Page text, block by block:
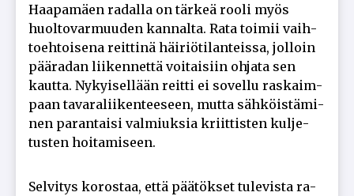
Haa­pa­mä­en ra­dal­la on tär­keä roo­li myös
huol­to­var­muu­den kan­nal­ta. Rata toi­mii vaih­
to­eh­toi­se­na reit­ti­nä häi­ri­ö­ti­lan­teis­sa, jol­loin
pää­ra­dan lii­ken­net­tä voi­tai­siin oh­ja­ta sen
kaut­ta. Ny­kyi­sel­lään reit­ti ei so­vel­lu ras­kaim­
paan ta­va­ra­lii­ken­tee­seen, mut­ta säh­köis­tä­mi­
nen pa­ran­tai­si val­miuk­sia kriit­tis­ten kul­je­
tus­ten hoi­ta­mi­seen.
Sel­vi­tys ko­ros­taa, et­tä pää­tök­set tu­le­vis­ta ra­